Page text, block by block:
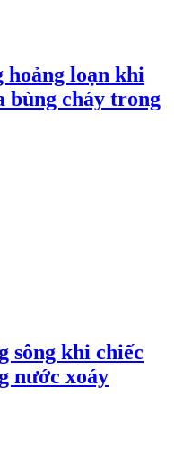
hoảng loạn khi
bùng cháy trong
sông khi chiếc
nước xoáy